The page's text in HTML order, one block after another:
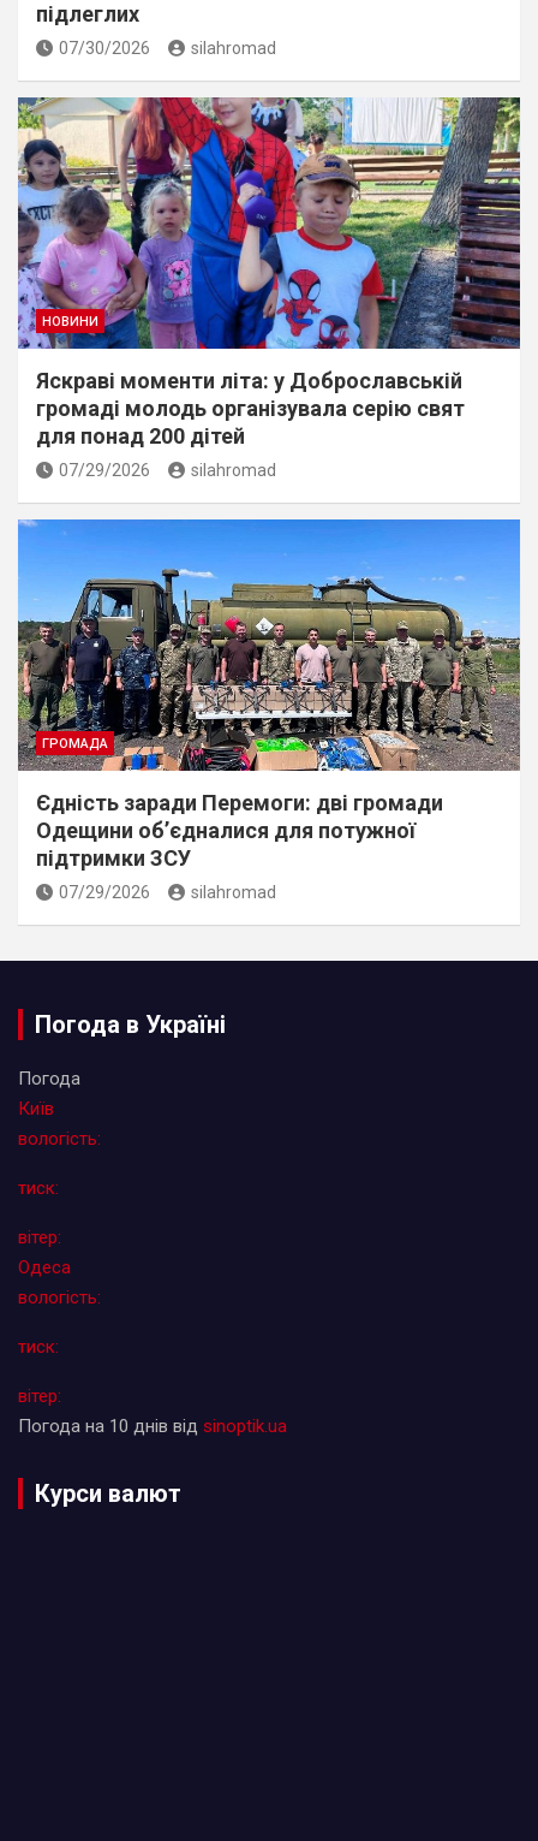
підлеглих
07/30/2026 silahromad
НОВИНИ
Яскраві моменти літа: у Доброславській
громаді молодь організувала серію свят
для понад 200 дітей
07/29/2026 silahromad
ГРОМАДА
Єдність заради Перемоги: дві громади
Одещини об’єдналися для потужної
підтримки ЗСУ
07/29/2026 silahromad
Погода в Україні
Погода
Київ
вологість:
тиск:
вітер:
Одеса
вологість:
тиск:
вітер:
Погода на 10 днів від sinoptik.ua
Курси валют